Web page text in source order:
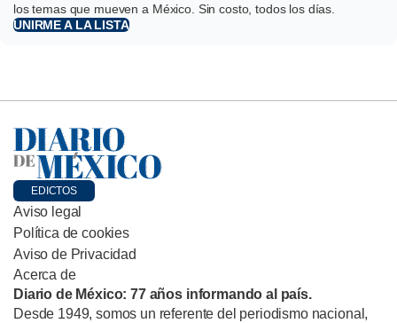
los temas que mueven a México. Sin costo, todos los días.
UNIRME A LA LISTA
EDICTOS
Aviso legal
Política de cookies
Aviso de Privacidad
Acerca de
Diario de México: 77 años informando al país.
Desde 1949, somos un referente del periodismo nacional,